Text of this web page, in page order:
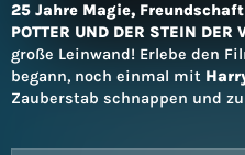
25 Jahre Magie,
POTTER UND DER STEIN DER
große Leinwand! Erlebe den
begann, noch einmal mit
Zauberstab schnappen und